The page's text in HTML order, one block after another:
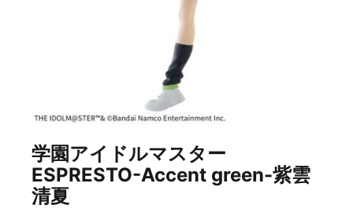
学園アイドルマスター
ESPRESTO-Accent green-紫雲
清夏